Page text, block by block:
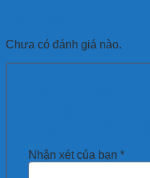
Chưa có đánh giá nào.
Nhận xét của bạn *